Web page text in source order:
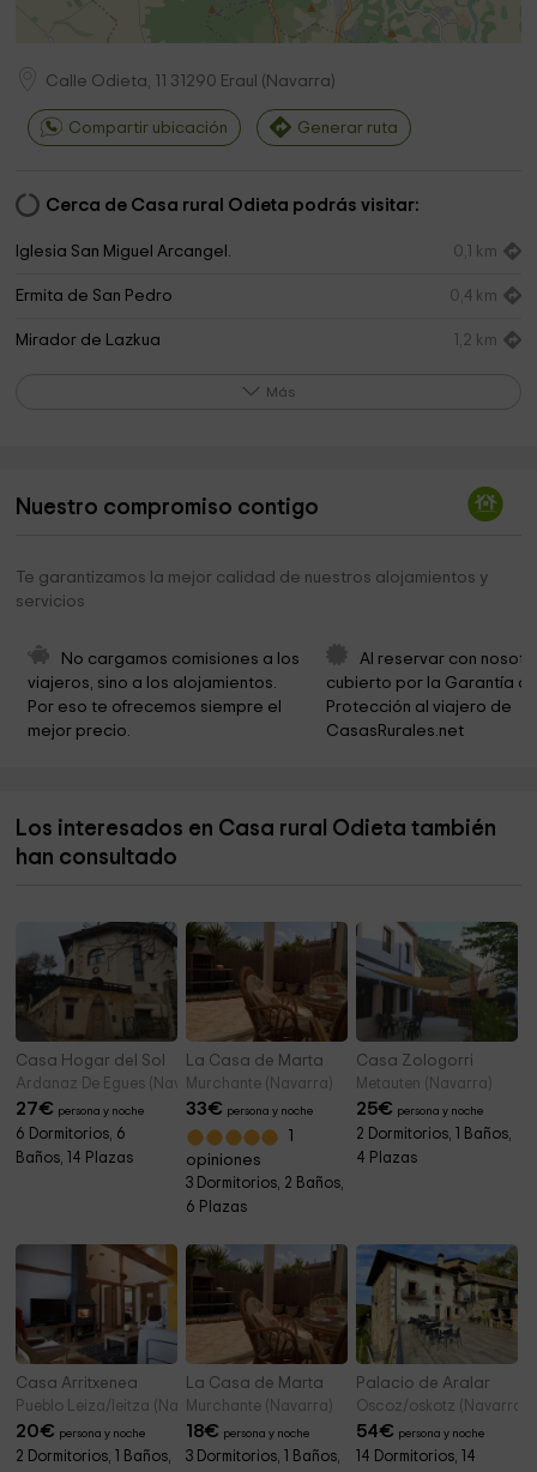
Calle Odieta, 11 31290 Eraul ( Navarra)
Compartir ubicación Generar ruta
Cerca de Casa rural Odieta podrás visitar:
Iglesia San Miguel Arcangel. 0,1 km
Ermita de San Pedro 0,4 km
Mirador de Lazkua 1,2 km
Parroquia de San Román 2,0 km
LARRION
Iglesia Abarzuza
Parroquia de Santa María
Ayuntamiento de Abarzuza 2,5 km
Iglesia de Eulz 3,1 km
Más
Nuestro compromiso contigo
Te garantizamos la mejor calidad de nuestros alojamientos y
servicios
No cargamos comisiones a los
viajeros, sino a los alojamientos.
Por eso te ofrecemos siempre el
mejor precio.
Al reservar con
cubierto por la Garantía
Protección al viajero de
CasasRurales.net
Los interesados en Casa rural Odieta también
han consultado
Casa Hogar del Sol
Ardanaz De Egues (Navarra)
27€ persona y noche
6 Dormitorios, 6
Baños, 14 Plazas
La Casa de Marta
Murchante (Navarra)
33€ persona y noche
opiniones
3 Dormitorios, 2 Baños,
6 Plazas
Casa Zologorri
Metauten (Navarra)
25€ persona y noche
2 Dormitorios, 1 Baños,
4 Plazas
Casa Arritxenea
Pueblo Leiza/leitza (Navarra)
20€ persona y noche
2 Dormitorios, 1 Baños,
La Casa de Marta
Murchante (Navarra)
18€ persona y noche
3 Dormitorios, 1 Baños,
Palacio de Aralar
Oscoz/oskotz (Navarra)
54€ persona y noche
14 Dormitorios, 14